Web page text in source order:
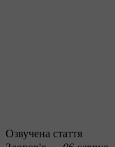
Озвучена стаття